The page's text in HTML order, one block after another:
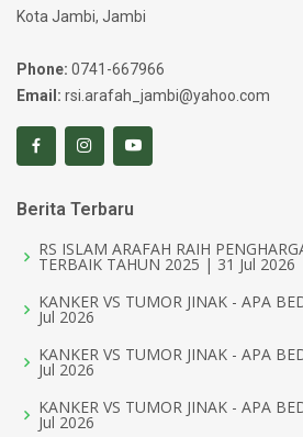
Kota Jambi, Jambi
Phone: 0741-667966
Email: rsi.arafah_jambi@yahoo.com
Berita Terbaru
RS ISLAM ARAFAH RAIH
TERBAIK TAHUN 2025 | 31 Jul 2026
KANKER VS TUMOR JINAK - APA
Jul 2026
KANKER VS TUMOR JINAK - APA
Jul 2026
KANKER VS TUMOR JINAK - APA
Jul 2026